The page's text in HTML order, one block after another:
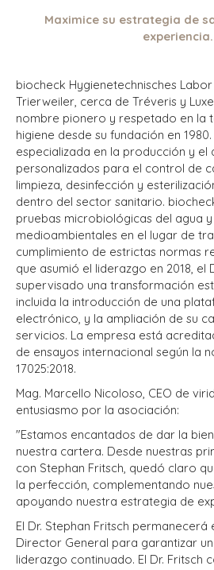
Maximice su estrategia de
experiencia.
biocheck Hygienetechnisches
Trierweiler, cerca de Tréveris y
nombre pionero y respetado en la
higiene desde su fundación en
especializada en la producción y el
personalizados para el control de
limpieza, desinfección y
dentro del sector sanitario.
pruebas microbiológicas del agua y
medioambientales en el lugar de
cumplimiento de estrictas normas
que asumió el liderazgo en 2018, el
supervisado una transformación
incluida la introducción de una
electrónico, y la ampliación de su
servicios. La empresa está
de ensayos internacional según la
17025:2018.
Mag. Marcello Nicoloso, CEO de
entusiasmo por la asociación:
"Estamos encantados de dar la
nuestra cartera. Desde nuestras
con Stephan Fritsch, quedó claro
la perfección, complementando
apoyando nuestra estrategia de
El Dr. Stephan Fritsch permanecerá
Director General para garantizar
liderazgo continuado. El Dr. Fritsch